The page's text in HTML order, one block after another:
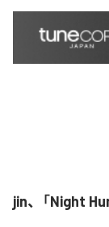
jin、「Night